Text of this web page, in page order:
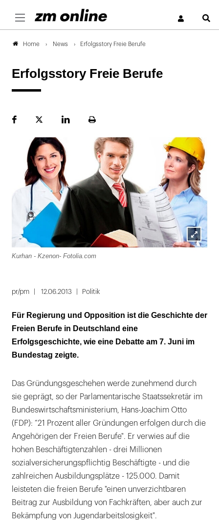
Home News Erfolgsstory Freie Berufe
Erfolgsstory Freie Berufe
FacebookPlattformLinekdInSeite
Lightbox
Kurhan - Kzenon- Fotolia.com
pr/pm 12.06.2013 Politik
Für Regierung und Opposition ist die Geschichte der
Freien Berufe in Deutschland eine
Erfolgsgeschichte, wie eine Debatte am 7. Juni im
Bundestag zeigte.
Das Gründungsgeschehen werde zunehmend durch
sie geprägt, so der Parlamentarische Staatssekretär im
Bundeswirtschaftsministerium, Hans-Joachim Otto
(FDP): “21 Prozent aller Gründungen erfolgen durch die
Angehörigen der Freien Berufe". Er verwies auf die
hohen Beschäftigtenzahlen - drei Millionen
sozialversicherungspflichtig Beschäftigte - und die
zahlreichen Ausbildungsplätze - 125.000. Damit
leisteten die freien Berufe "einen unverzichtbaren
Beitrag zur Ausbildung von Fachkräften, aber auch zur
Bekämpfung von Jugendarbeitslosigkeit".